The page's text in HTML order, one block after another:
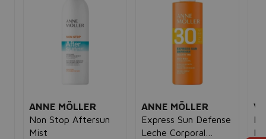
ANNE MÖLLER
Non Stop Aftersun
Mist
ANNE MÖLLER
Express Sun Defense
Leche Corporal